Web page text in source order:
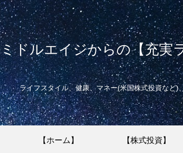
ミドルエイジからの【充実
ライフスタイル、健康、マネー(米国株式投資など
【ホーム】 【株式投資】